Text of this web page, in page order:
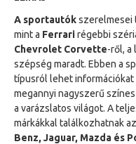
A sportautókszerelmesei
mint a Ferrarirégebbi
Chevrolet Corvette-ről, a
szépség maradt. Ebben a
típusról lehet
megannyi nagyszerű
a varázslatos világot. A
márkákkal találkozhatnak
Benz, Jaguar, Mazda és